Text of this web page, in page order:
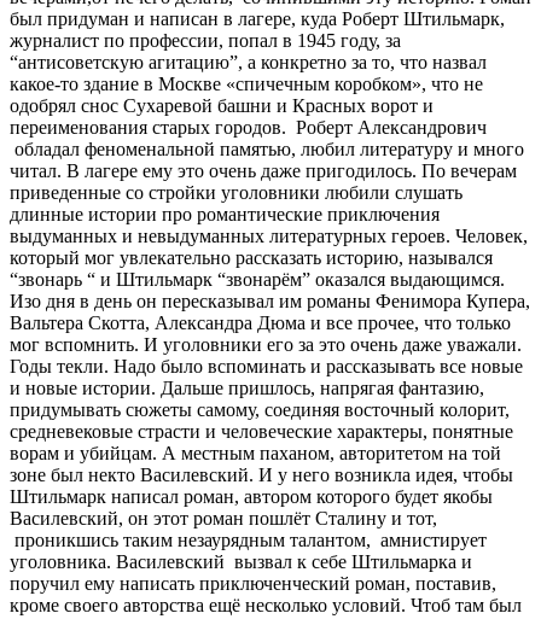
был придуман и написан в лагере, куда Роберт Штильмарк,
журналист по профессии, попал в 1945 году, за
“антисоветскую агитацию”, а конкретно за то, что назвал
какое-то здание в Москве «спичечным коробком», что не
одобрял снос Сухаревой башни и Красных ворот и
переименования старых городов. Роберт Александрович
обладал феноменальной памятью, любил литературу и много
читал. В лагере ему это очень даже пригодилось. По вечерам
приведенные со стройки уголовники любили слушать
длинные истории про романтические приключения
выдуманных и невыдуманных литературных героев. Человек,
который мог увлекательно рассказать историю, назывался
“звонарь “ и Штильмарк “звонарём” оказался выдающимся.
Изо дня в день он пересказывал им романы Фенимора Купера,
Вальтера Скотта, Александра Дюма и все прочее, что только
мог вспомнить. И уголовники его за это очень даже уважали.
Годы текли. Надо было вспоминать и рассказывать все новые
и новые истории. Дальше пришлось, напрягая фантазию,
придумывать сюжеты самому, соединяя восточный колорит,
средневековые страсти и человеческие характеры, понятные
ворам и убийцам. А местным паханом, авторитетом на той
зоне был некто Василевский. И у него возникла идея, чтобы
Штильмарк написал роман, автором которого будет якобы
Василевский, он этот роман пошлёт Сталину и тот,
проникшись таким незаурядным талантом, амнистирует
уголовника. Василевский вызвал к себе Штильмарка и
поручил ему написать приключенческий роман, поставив,
кроме своего авторства ещё несколько условий. Чтоб там был